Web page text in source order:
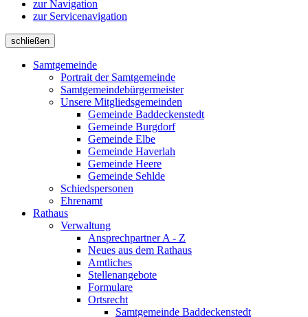
zur Navigation
zur Servicenavigation
schließen
Samtgemeinde
Portrait der Samtgemeinde
Samtgemeindebürgermeister
Unsere Mitgliedsgemeinden
Gemeinde Baddeckenstedt
Gemeinde Burgdorf
Gemeinde Elbe
Gemeinde Haverlah
Gemeinde Heere
Gemeinde Sehlde
Schiedspersonen
Ehrenamt
Rathaus
Verwaltung
Ansprechpartner A - Z
Neues aus dem Rathaus
Amtliches
Stellenangebote
Formulare
Ortsrecht
Samtgemeinde Baddeckenstedt